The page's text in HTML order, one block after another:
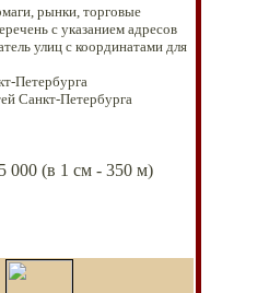
рынки, торговые
с указанием адресов
улиц с координатами для
Петербурга
Санкт-Петербурга
000(в 1 см - 350 м)